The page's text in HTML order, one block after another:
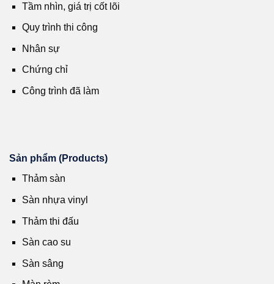
Tầm nhìn, giá trị cốt lõi
Quy trình thi công
Nhân sự
Chứng chỉ
Công trình đã làm
Sản phẩm (Products)
Thảm sàn
Sàn nhựa vinyl
Thảm thi đấu
Sàn cao su
Sàn sâng